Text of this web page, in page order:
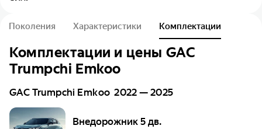
Поколения Характеристики Комплектации
Комплектации и цены GAC
Trumpchi Emkoo
GAC Trumpchi Emkoo 2022 — 2025
Внедорожник 5 дв.